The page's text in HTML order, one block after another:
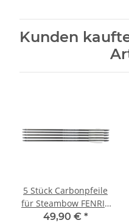
Kunden
5 Stück Carbonpfeile
für Steambow FENRIS
Magazin
49,90 € *